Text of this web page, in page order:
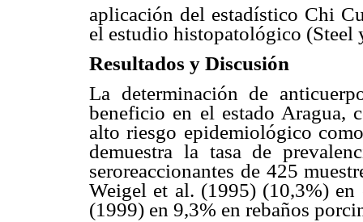
aplicación del estadístico Chi
el estudio histopatológico (Steel
Resultados y Discusión
La determinación de
beneficio en el estado Aragua,
alto riesgo epidemiológico
demuestra la tasa de
seroreaccionantes de 425
Weigel et al. (1995) (10,3%)
(1999) en 9,3% en rebaños